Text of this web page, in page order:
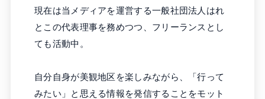
現在は当メディアを運営する一般社団法人はれ
とこの代表理事を務めつつ、フリーランスとし
ても活動中。
自分自身が美観地区を楽しみながら、「行って
みたい」と思える情報を発信することをモット